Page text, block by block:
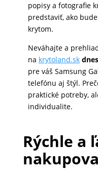
ZÁHRADA
popisy a fotografie
predstaviť, ako
krytom.
Neváhajte a
na krytoland.sk dnes
pre váš Samsung
telefónu aj štýl.
praktické potreby,
individualite.
Rýchle a